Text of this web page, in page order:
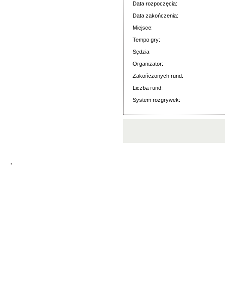
Data rozpoczęcia:
Data zakończenia:
Miejsce:
Tempo gry:
Sędzia:
Organizator:
Zakończonych rund:
Liczba rund:
System rozgrywek:
'